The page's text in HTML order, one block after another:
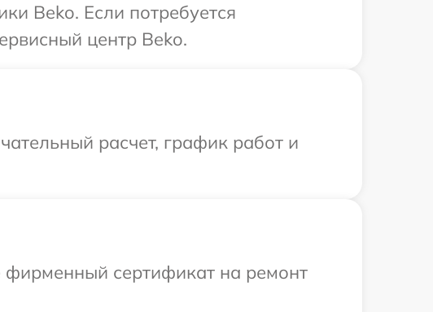
Beko. Если потребуется
центр Beko.
расчет, график работ и
фирменный сертификат на ремонт